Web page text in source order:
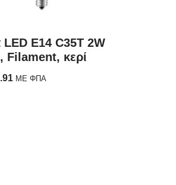
E14 C35T 2W
Filament, κερί
ΜΕ ΦΠΑ